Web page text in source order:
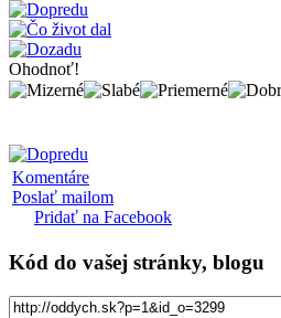
Ohodnoť!
Komentáre
Poslať mailom
Pridať na Facebook
Kód do vašej stránky, blogu